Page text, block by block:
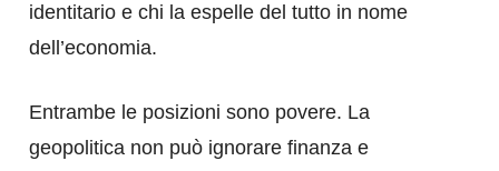
identitario e chi la espelle del tutto in nome
dell’economia.
Entrambe le posizioni sono povere. La
geopolitica non può ignorare finanza e